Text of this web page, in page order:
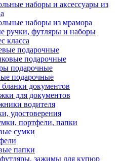
наборы и аксессуары из
наборы из мрамора
ручки, футляры и наборы
класса
подарочные
подарочные
подарочные
подарочные
документов
для документов
водителя
удостоверения
портфели, папки
сумки
папки
зажимы для купюр